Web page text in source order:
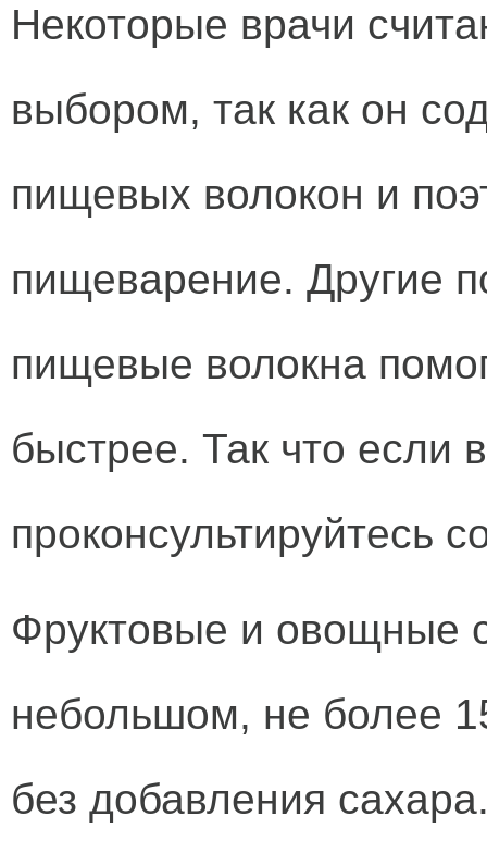
Некоторые врачи
выбором, так как он
пищевых волокон и
пищеварение. Другие
пищевые волокна
быстрее. Так что если
проконсультируйтесь
Фруктовые и овощные
небольшом, не более
без добавления